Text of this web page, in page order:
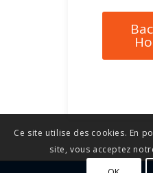
Ce site utilise des cookies. En
site, vous acceptez